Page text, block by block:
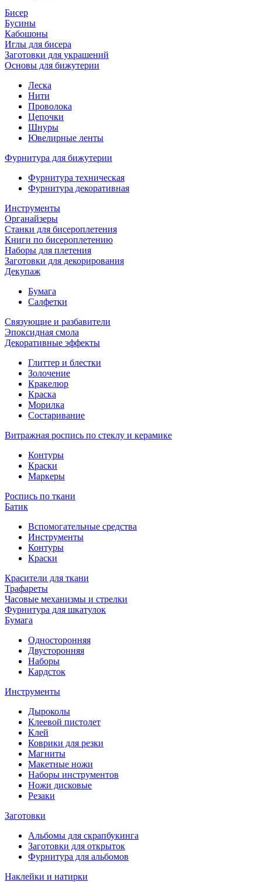
Бисер
Бусины
Кабошоны
Иглы для бисера
Заготовки для украшений
Основы для бижутерии
Леска
Нити
Проволока
Цепочки
Шнуры
Ювелирные ленты
Фурнитура для бижутерии
Фурнитура техническая
Фурнитура декоративная
Инструменты
Органайзеры
Станки для бисероплетения
Книги по бисероплетению
Наборы для плетения
Заготовки для декорирования
Декупаж
Бумага
Салфетки
Связующие и разбавители
Эпоксидная смола
Декоративные эффекты
Глиттер и блестки
Золочение
Кракелюр
Краска
Морилка
Состаривание
Витражная роспись по стеклу и керамике
Контуры
Краски
Маркеры
Роспись по ткани
Батик
Вспомогательные средства
Инструменты
Контуры
Краски
Красители для ткани
Трафареты
Часовые механизмы и стрелки
Фурнитура для шкатулок
Бумага
Односторонняя
Двусторонняя
Наборы
Кардсток
Инструменты
Дыроколы
Клеевой пистолет
Клей
Коврики для резки
Магниты
Макетные ножи
Наборы инструментов
Ножи дисковые
Резаки
Заготовки
Альбомы для скрапбукинга
Заготовки для открыток
Фурнитура для альбомов
Наклейки и натирки